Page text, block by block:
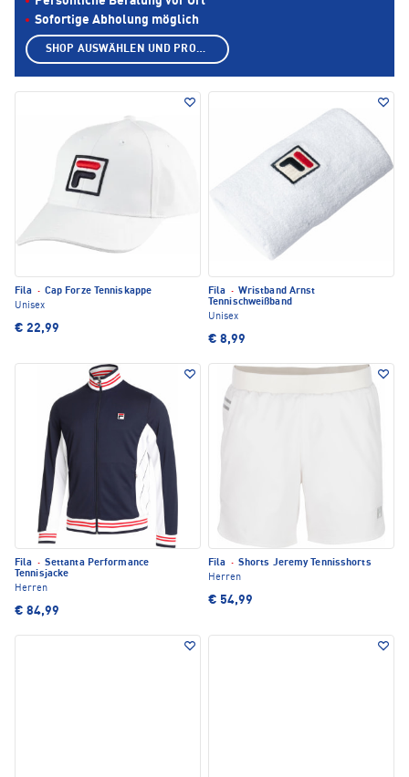
Fila · Cap Forze Tenniskappe
Unisex
€ 22,99
Fila · Wristband Arnst
Tennischweißband
Unisex
€ 8,99
Fila · Settanta Performance
Tennisjacke
Herren
€ 84,99
Fila · Shorts Jeremy Tennisshorts
Herren
€ 54,99
Sofortige Abholung möglich
SHOP AUSWÄHLEN UND PRODUKTE ANZEIGEN